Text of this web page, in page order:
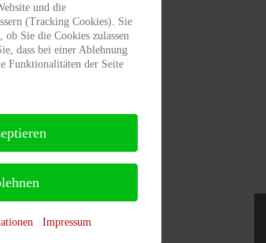
und die
(Tracking Cookies). Sie
ob Sie die Cookies zulassen
dass bei einer Ablehnung
Funktionalitäten der Seite
Impressum